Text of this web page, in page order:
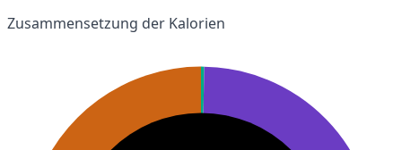
Zusammensetzung der Kalorien